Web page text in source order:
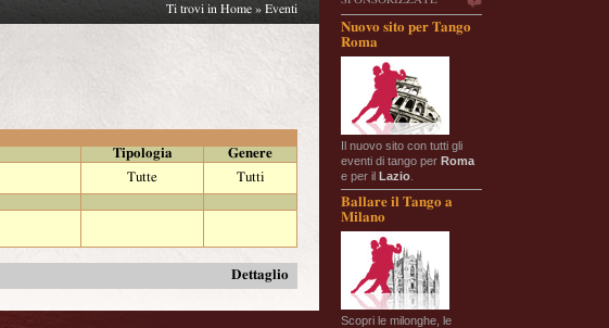
Nuovo sito per Tango
Roma
Il nuovo sito con tutti gli
eventi di tango per Roma
e per il Lazio
Ballare il Tango a
Milano
Scopri le milonghe, le
Ti trovi in Home » Eventi
Tipologia
Genere
Tutte
Tutti
Dettaglio